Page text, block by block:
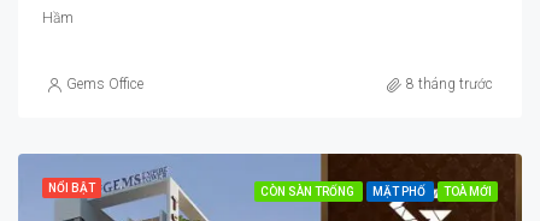
Hầm
Gems Office 8 tháng trước
NỔI BẬT CÒN SÀN TRỐNG MẶT PHỐ TOÀ MỚI